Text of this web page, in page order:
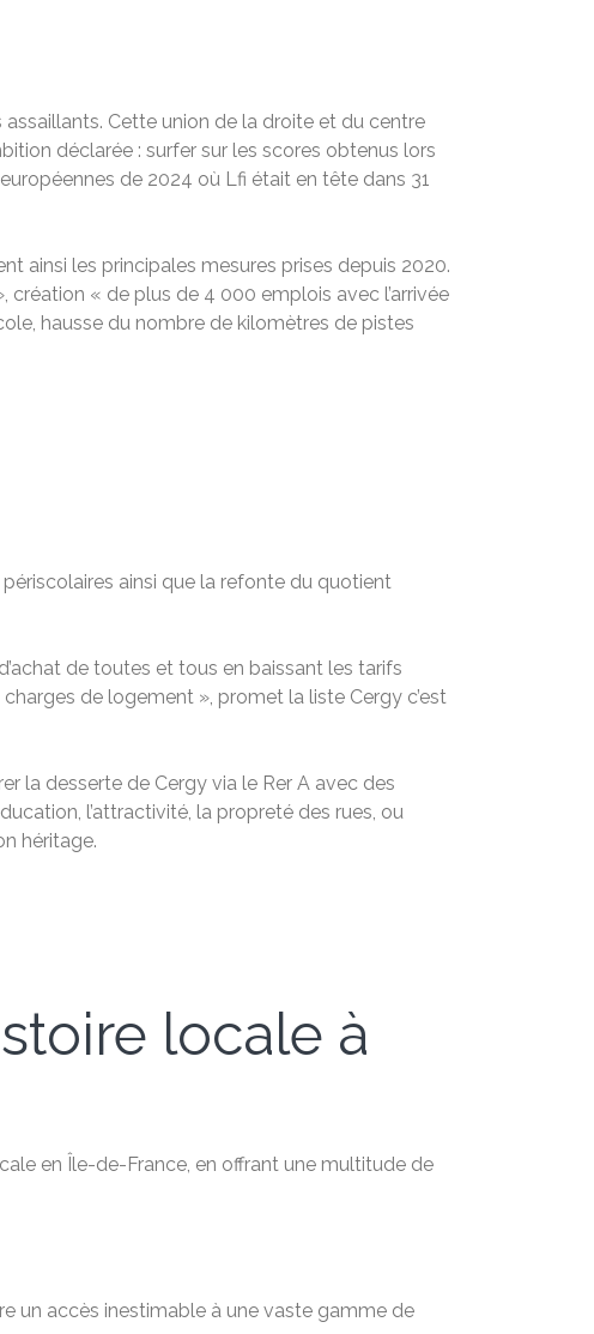
Cette union de la droite et du centre
déclarée : surfer sur les scores obtenus lors
de 2024 où Lfi était en tête dans 31
ainsi les principales mesures prises depuis 2020.
« de plus de 4 000 emplois avec l’arrivée
hausse du nombre de kilomètres de pistes
ainsi que la refonte du quotient
de toutes et tous en baissant les tarifs
de logement », promet la liste Cergy c’est
la desserte de Cergy via le Rer A avec des
l’attractivité, la propreté des rues, ou
héritage.
locale à
en Île-de-France, en offrant une multitude de
un accès inestimable à une vaste gamme de